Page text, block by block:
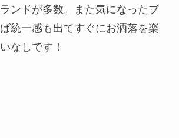
ンドが多数。また気になったブ
統一感も出てすぐにお洒落を楽
なしです！